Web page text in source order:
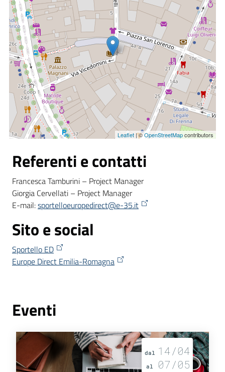
Leaflet | ©OpenStreetMapcontributors
Referenti e contatti
Francesca Tamburini – Project Manager
Giorgia Cervellati – Project Manager
E-mail:sportelloeuropedirect@e-35.it
Sito e social
Sportello ED
Europe Direct Emilia-Romagna
Eventi
dal 14/04
al 07/05